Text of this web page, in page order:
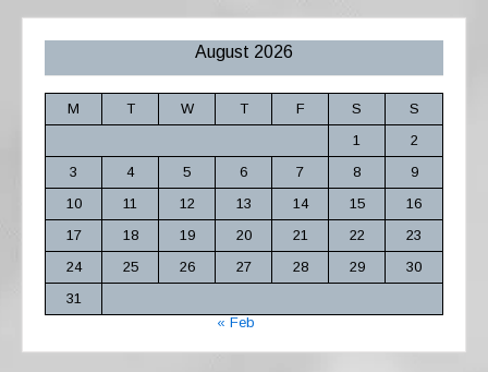
August 2026
M T W T F S
S
1
2
3
4 5 6 7 8
9
10
11 12 13 14 15
16
17
18 19 20 21 22
23
24
25 26 27 28 29
30
31
« Feb